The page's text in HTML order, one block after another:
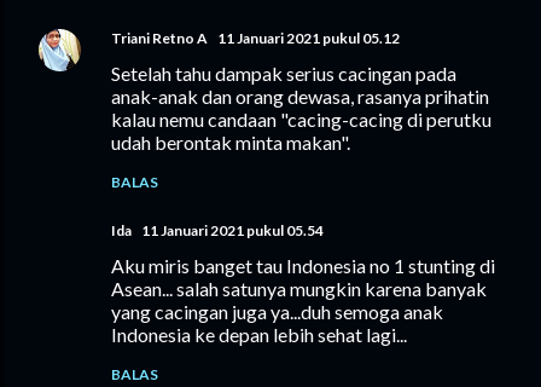
Triani Retno A 11 Januari 2021 pukul 05.12
Setelah tahu dampak serius cacingan pada
anak-anak dan orang dewasa, rasanya prihatin
kalau nemu candaan "cacing-cacing di perutku
udah berontak minta makan".
BALAS
Ida 11 Januari 2021 pukul 05.54
Aku miris banget tau Indonesia no 1 stunting di
Asean... salah satunya mungkin karena banyak
yang cacingan juga ya...duh semoga anak
Indonesia ke depan lebih sehat lagi...
BALAS